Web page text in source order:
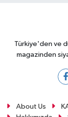
Türkiye'den ve
magazinden
About Us